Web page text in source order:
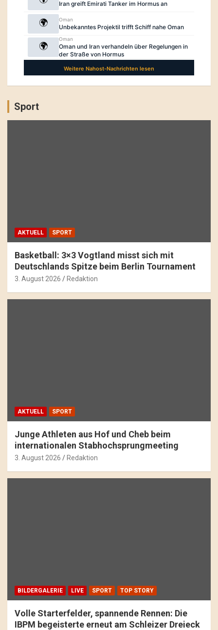
Sport
AKTUELL SPORT
Basketball: 3×3 Vogtland misst sich mit
Deutschlands Spitze beim Berlin Tournament
3. August 2026 Redaktion
AKTUELL SPORT
Junge Athleten aus Hof und Cheb beim
internationalen Stabhochsprungmeeting
3. August 2026 Redaktion
BILDERGALERIE LIVE SPORT TOP STORY
Volle Starterfelder, spannende Rennen: Die
IBPM begeisterte erneut am Schleizer Dreieck